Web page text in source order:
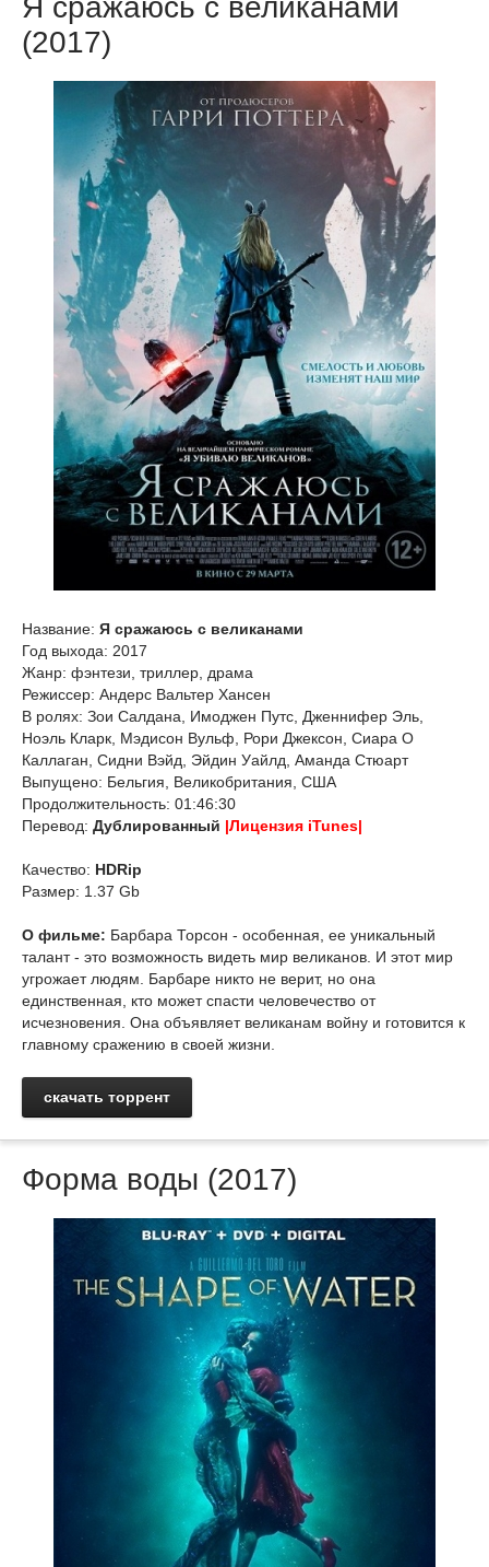
Я сражаюсь с великанами
(2017)
Название: Я сражаюсь с великанами
Год выхода: 2017
Жанр: фэнтези, триллер, драма
Режиссер: Андерс Вальтер Хансен
В ролях: Зои Салдана, Имоджен Путс, Дженнифер Эль,
Ноэль Кларк, Мэдисон Вульф, Рори Джексон, Сиара О
Каллаган, Сидни Вэйд, Эйдин Уайлд, Аманда Стюарт
Выпущено: Бельгия, Великобритания, США
Продолжительность: 01:46:30
Перевод: Дублированный |Лицензия iTunes|
Качество: HDRip
Размер: 1.37 Gb
О фильме: Барбара Торсон - особенная, ее уникальный
талант - это возможность видеть мир великанов. И этот мир
угрожает людям. Барбаре никто не верит, но она
единственная, кто может спасти человечество от
исчезновения. Она объявляет великанам войну и готовится к
главному сражению в своей жизни.
скачать торрент
Форма воды (2017)